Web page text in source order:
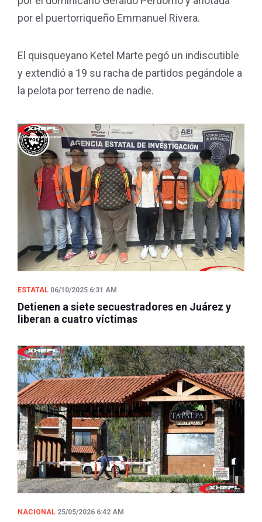
por el puertorriqueño Emmanuel Rivera.
El quisqueyano Ketel Marte pegó un indiscutible
y extendió a 19 su racha de partidos pegándole a
la pelota por terreno de nadie.
ESTATAL 06/10/2025 6:31 AM
Detienen a siete secuestradores en Juárez y
liberan a cuatro víctimas
NACIONAL 25/05/2026 6:42 AM